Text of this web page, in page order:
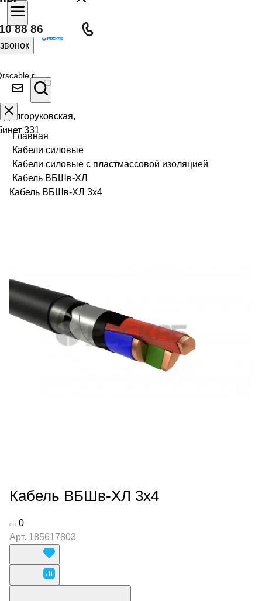
88 86
331
Главная
Кабели силовые
Кабели силовые с пластмассовой изоляцией
Кабель ВБШв-ХЛ
Кабель ВБШв-ХЛ 3х4
Кабель ВБШв-ХЛ 3х4
0
Арт. 185617803